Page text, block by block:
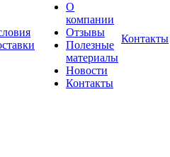
О
компании
Отзывы
Полезные
материалы
Новости
Контакты
Контакты